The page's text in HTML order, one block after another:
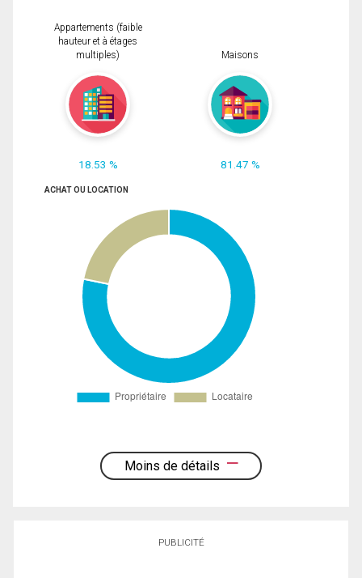
Appartements (faible
hauteur et à étages
multiples)
18.53 %
Maisons
81.47 %
ACHAT OU LOCATION
Moins de détails
PUBLICITÉ